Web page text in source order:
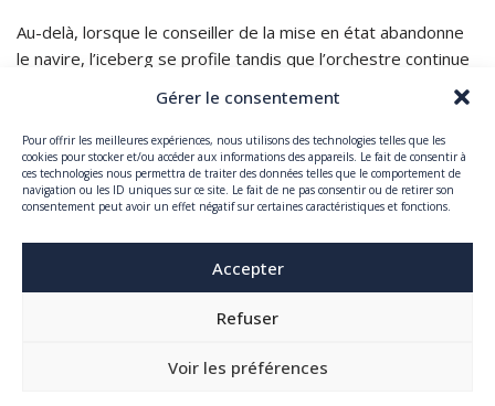
Gérer le consentement
Pour offrir les meilleures expériences, nous utilisons des technologies telles que les
cookies pour stocker et/ou accéder aux informations des appareils. Le fait de consentir à
ces technologies nous permettra de traiter des données telles que le comportement de
navigation ou les ID uniques sur ce site. Le fait de ne pas consentir ou de retirer son
consentement peut avoir un effet négatif sur certaines caractéristiques et fonctions.
Accepter
Refuser
Voir les préférences
Au-delà, lorsque le conseiller de la mise en état abandonne
le navire, l’iceberg se profile tandis que l’orchestre continue
Philippe Gerbay,avoué à la cour honoraire, maître de
conférences émérite à la faculté de Dijon